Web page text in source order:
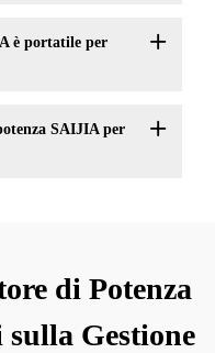
è portatile per
SAIJIA per
di Potenza
Gestione